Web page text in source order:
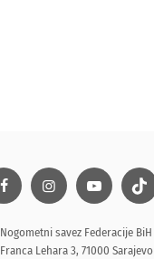
Nogometni savez Federacije BiH
Franca Lehara 3, 71000 Sarajevo